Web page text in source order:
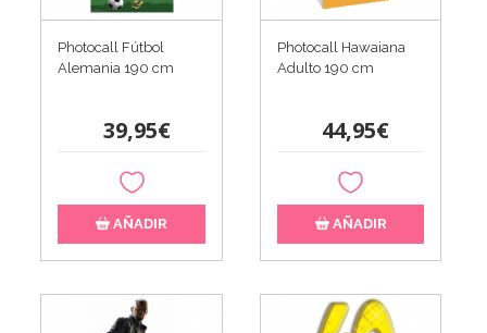
Photocall Fútbol
Alemania 190 cm
39,95€
AÑADIR
Photocall Hawaiana
Adulto 190 cm
44,95€
AÑADIR